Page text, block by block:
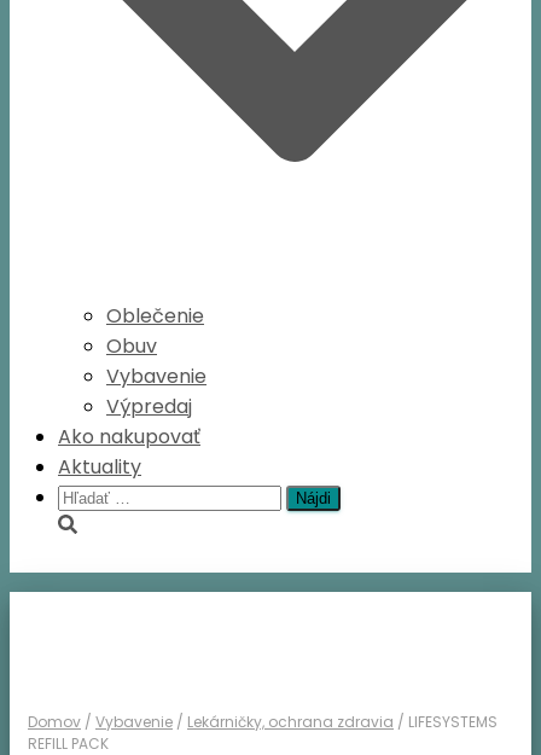
Oblečenie
Obuv
Vybavenie
Výpredaj
Ako nakupovať
Aktuality
Hľadať:
Domov / Vybavenie / Lekárničky, ochrana zdravia / LIFESYSTEMS
REFILL PACK